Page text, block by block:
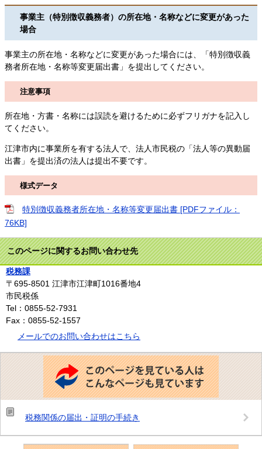
事業主（特別徴収義務者）の所在地・名称などに変更があった
場合
事業主の所在地・名称などに変更があった場合には、「特別徴収義
務者所在地・名称等変更届出書」を提出してください。
注意事項
所在地・方書・名称には誤読を避けるために必ずフリガナを記入し
てください。
江津市内に事業所を有する法人で、法人市民税の「法人等の異動届
出書」を提出済の法人は提出不要です。
様式データ
特別徴収義務者所在地・名称等変更届出書 [PDFファイル：
76KB]
このページに関するお問い合わせ先
税務課
〒695-8501 江津市江津町1016番地4
市民税係
Tel：0855-52-7931
Fax：0855-52-1557
メールでのお問い合わせはこちら
税務関係の届出・証明の手続き